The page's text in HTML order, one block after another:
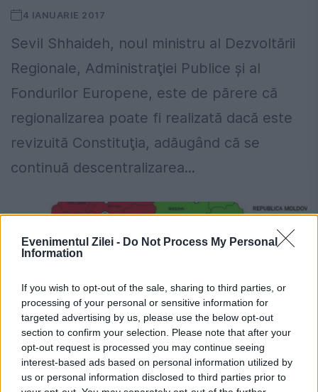
Evenimentul Zilei - Do Not Process My Personal
Information
If you wish to opt-out of the sale, sharing to third parties, or
processing of your personal or sensitive information for
targeted advertising by us, please use the below opt-out
section to confirm your selection. Please note that after your
opt-out request is processed you may continue seeing
interest-based ads based on personal information utilized by
us or personal information disclosed to third parties prior to
4 IANUARIE 2017
Sevil Shhaideh, noul ministru al Dezvoltării
Regionale, Administraţiei Publice şi al
Fondurilor Europene, este de părere că
regionalizarea poate fi realizată dacă este
revizuită Constituţia, adăugând că se
continuă descentralizarea...